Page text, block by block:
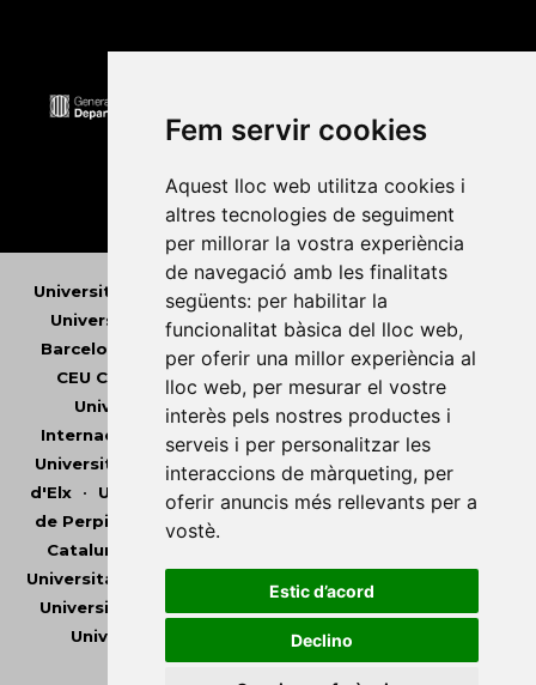
Fem servir cookies
Aquest lloc web utilitza cookies i
altres tecnologies de seguiment
per millorar la vostra experiència
de navegació amb les finalitats
següents: per habilitar la
funcionalitat bàsica del lloc web,
per oferir una millor experiència al
lloc web, per mesurar el vostre
interès pels nostres productes i
serveis i per personalitzar les
interaccions de màrqueting, per
oferir anuncis més rellevants per a
vostè.
Estic d’acord
Declino
Universitat Abat Oliba CEU •Universitat d'Alacant
Universitat d'Andorra
•
Universitat Autònoma de
Barcelona
Universitat de Barcelona
Universitat
CEU Cardenal Herrera
Universitat de Girona
Universitat de les Illes Balears
Universitat
Internacional de Catalunya
Universitat Jaume I
Universitat de Lleida
• Universitat Miguel Hernández
d'Elx• Universitat Oberta de Catalunya •Universitat
de Perpinyà Via Domitia
Catalunya
Universitat Pompeu Fabra
Universitat Rovira i Virgili
•
Universitat de València
•Universitat de Vic -
Universitat Central de Catalunya